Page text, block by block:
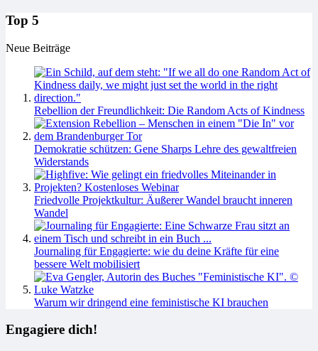
Top 5
Neue Beiträge
Rebellion der Freundlichkeit: Die Random Acts of Kindness
Demokratie schützen: Gene Sharps Lehre des gewaltfreien
Widerstands
Friedvolle Projektkultur: Äußerer Wandel braucht inneren
Wandel
Journaling für Engagierte: wie du deine Kräfte für eine
bessere Welt mobilisiert
Warum wir dringend eine feministische KI brauchen
Engagiere dich!